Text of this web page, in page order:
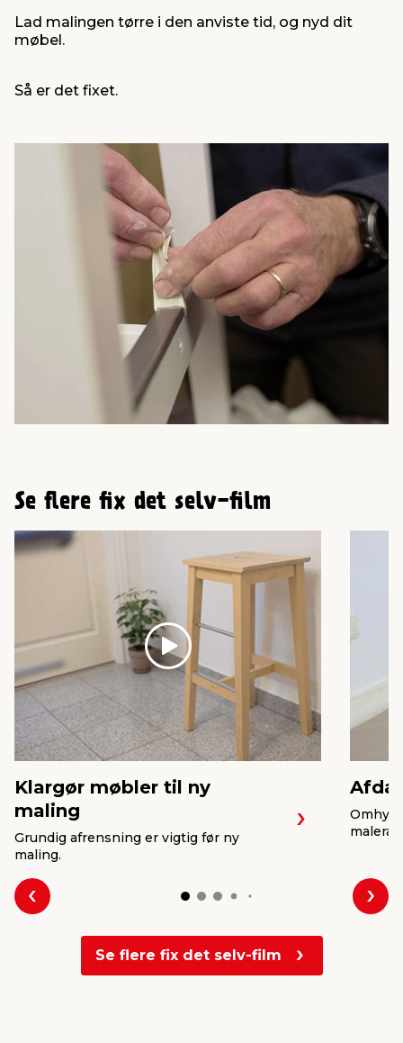
Lad malingen tørre i den anviste tid, og nyd dit
møbel.
Så er det fixet.
Se flere fix det selv-film
Play
Klargør møbler til ny
maling
Grundig afrensning er vigtig før ny
maling.
Forrige
Se flere fix det selv-film